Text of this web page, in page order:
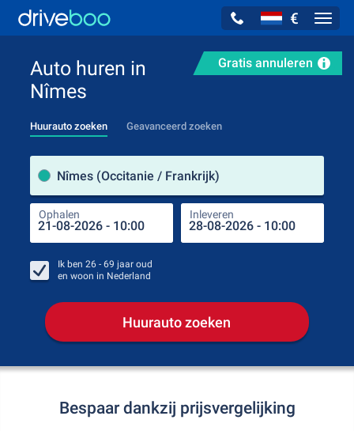
€
Gratis annuleren
Auto huren in
Nîmes
Huurauto zoeken Geavanceerd zoeken
Nîmes (Occitanie / Frankrijk)
Ophalen Inleveren
Ik ben 26 - 69 jaar oud
en woon in Nederland
Huurauto zoeken
Bespaar dankzij prijsvergelijking